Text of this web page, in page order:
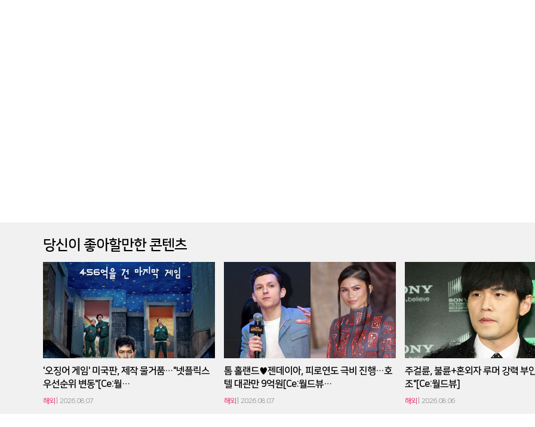
당신이 좋아할만한 콘텐츠
'오징어 게임' 미국판, 제작 물거품…"넷플릭스
우선순위 변동"[Ce:월…
해외 2026.08.07
톰 홀랜드♥젠데이아, 피로연도 극비 진행…호
텔 대관만 9억원[Ce:월드뷰…
해외 2026.08.07
주걸륜, 불륜+혼외자 루머 강력 부
조"[Ce:월드뷰]
해외 2026.08.06